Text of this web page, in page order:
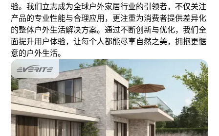
验。我们立志成为全球户外家居行业的引领者，不仅关注
产品的专业性能与合理应用，更注重为消费者提供差异化
的整体户外生活解决方案。通过不断创新与优化，我们全
面提升用户体验，让每个人都能尽享自然之美，拥抱更惬
意的户外生活。